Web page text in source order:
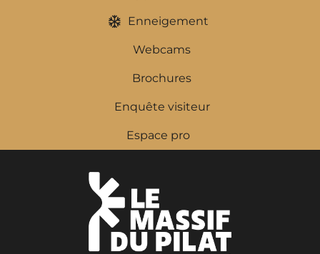
Enneigement
Webcams
Brochures
Enquête visiteur
Espace pro